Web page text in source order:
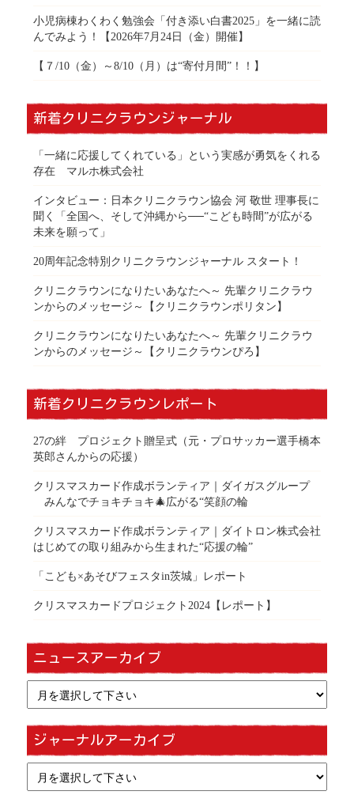
小児病棟わくわく勉強会「付き添い白書2025」を一緒に読
んでみよう！【2026年7月24日（金）開催】
【７/10（金）～8/10（月）は“寄付月間”！！】
新着クリニクラウンジャーナル
「一緒に応援してくれている」という実感が勇気をくれる
存在 マルホ株式会社
インタビュー：日本クリニクラウン協会 河 敬世 理事長に
聞く「全国へ、そして沖縄から──“こども時間”が広がる
未来を願って」
20周年記念特別クリニクラウンジャーナル スタート！
クリニクラウンになりたいあなたへ～ 先輩クリニクラウ
ンからのメッセージ～【クリニクラウンポリタン】
クリニクラウンになりたいあなたへ～ 先輩クリニクラウ
ンからのメッセージ～【クリニクラウンぴろ】
新着クリニクラウンレポート
27の絆 プロジェクト贈呈式（元・プロサッカー選手橋本
英郎さんからの応援）
クリスマスカード作成ボランティア｜ダイガスグループ
みんなでチョキチョキ🎄広がる“笑顔の輪
クリスマスカード作成ボランティア｜ダイトロン株式会社
はじめての取り組みから生まれた“応援の輪”
「こども×あそびフェスタin茨城」レポート
クリスマスカードプロジェクト2024【レポート】
ニュースアーカイブ
ジャーナルアーカイブ